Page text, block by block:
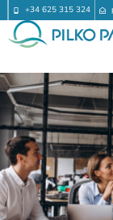
+34 625 315 324